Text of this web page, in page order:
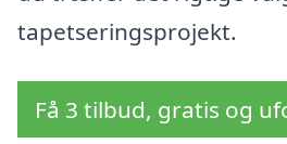
tapetseringsprojekt.
Få 3 tilbud, gratis og